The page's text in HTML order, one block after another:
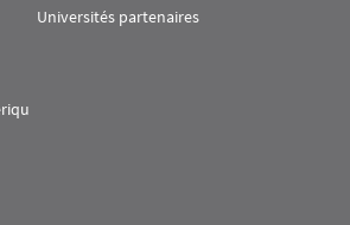
Universités partenaires